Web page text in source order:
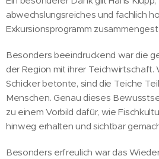
abwechslungsreiches und fachlich
Exkursionsprogramm
Besonders beeindruckend war die
der Region mit ihrer Teichwirtschaft.
Schicker betonte, sind die Teiche
Menschen. Genau dieses
zu einem Vorbild dafür, wie
hinweg erhalten und sichtbar
Besonders erfreulich war das